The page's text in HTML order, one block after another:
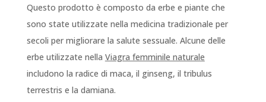
Questo prodotto è composto da erbe e piante che
sono state utilizzate nella medicina tradizionale per
secoli per migliorare la salute sessuale. Alcune delle
erbe utilizzate nella Viagra femminile naturale
includono la radice di maca, il ginseng, il tribulus
terrestris e la damiana.